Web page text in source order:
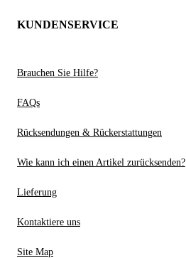
KUNDENSERVICE
Brauchen Sie Hilfe?
FAQs
Rücksendungen & Rückerstattungen
Wie kann ich einen Artikel zurücksenden?
Lieferung
Kontaktiere uns
Site Map